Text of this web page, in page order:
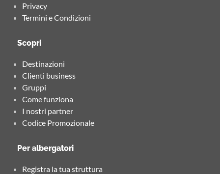
Privacy
Termini e Condizioni
Scopri
Destinazioni
Clienti business
Gruppi
Come funziona
I nostri partner
Codice Promozionale
Per albergatori
Registra la tua struttura